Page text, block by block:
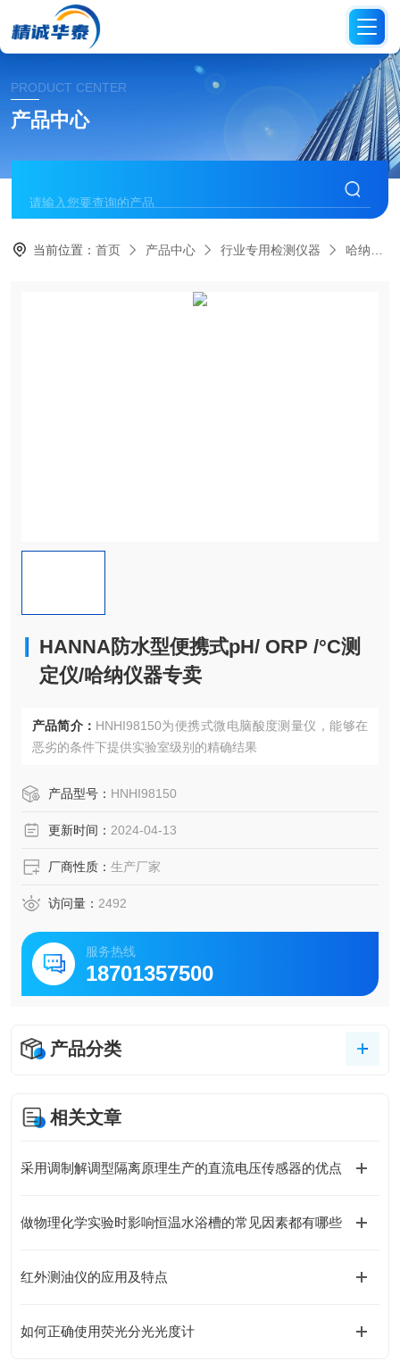
PRODUCT CENTER
产品中心
当前位置：首页 产品中心 行业专用检测仪器 哈纳（HANNA）仪器系列
HANNA防水型便携式pH/ ORP /°C测
定仪/哈纳仪器专卖
产品简介： HNHI98150为便携式微电脑酸度测量仪，能够在
恶劣的条件下提供实验室级别的精确结果
产品型号： HNHI98150
更新时间： 2024-04-13
厂商性质： 生产厂家
访问量： 2492
服务热线
18701357500
产品分类
相关文章
采用调制解调型隔离原理生产的直流电压传感器的优点
做物理化学实验时影响恒温水浴槽的常见因素都有哪些
红外测油仪的应用及特点
如何正确使用荧光分光光度计